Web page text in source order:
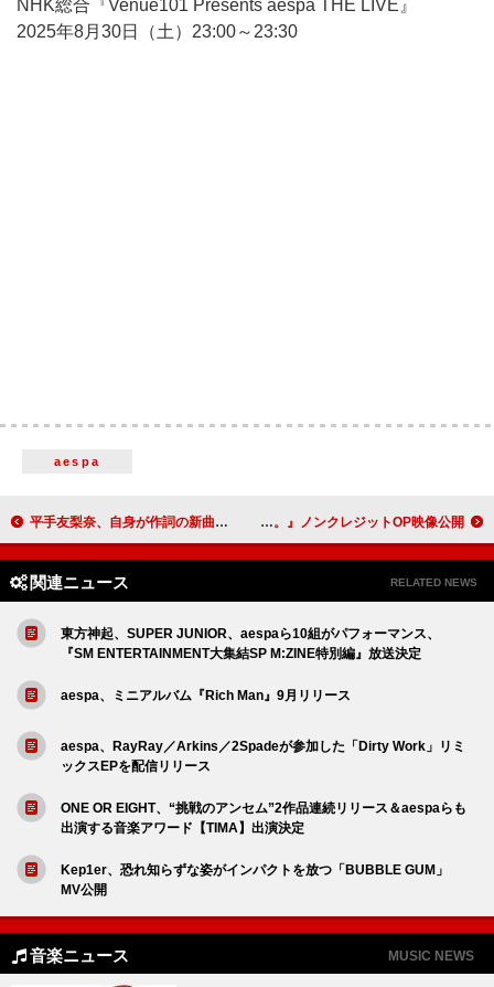
NHK総合『Venue101 Presents aespa THE LIVE』
2025年8月30日（土）23:00～23:30
aespa
平手友梨奈、自身が作詞の新曲「I'm human」配信リリース 須田景凪、OP主題歌を務めるTVアニメ『夢中さ、きみに。』ノンクレジットOP映像公開
関連ニュース RELATED NEWS
東方神起、SUPER JUNIOR、aespaら10組がパフォーマンス、
『SM ENTERTAINMENT大集結SP M:ZINE特別編』放送決定
aespa、ミニアルバム『Rich Man』9月リリース
aespa、RayRay／Arkins／2Spadeが参加した「Dirty Work」リミ
ックスEPを配信リリース
ONE OR EIGHT、“挑戦のアンセム”2作品連続リリース＆aespaらも
出演する音楽アワード【TIMA】出演決定
Kep1er、恐れ知らずな姿がインパクトを放つ「BUBBLE GUM」
MV公開
音楽ニュース MUSIC NEWS